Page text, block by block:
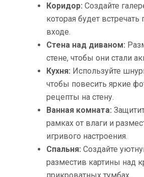
Коридор: Создайте
которая будет встречать
входе.
Стена над диваном:
стене, чтобы они стали
Кухня: Используйте
чтобы повесить яркие
рецепты на стену.
Ванная комната:
рамках от влаги и
игривого настроения.
Спальня: Создайте
разместив картины над
прикроватных тумбах.